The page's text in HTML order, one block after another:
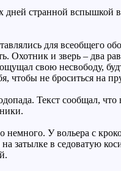
странной вспышкой
для всеобщего
Охотник и зверь – два
свою несвободу,
чтобы не броситься на
Текст сообщал, что
У вольера с
затылке в седоватую